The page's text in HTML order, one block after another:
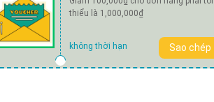
thiểu là 1,000,000₫
không thời hạn Sao chép